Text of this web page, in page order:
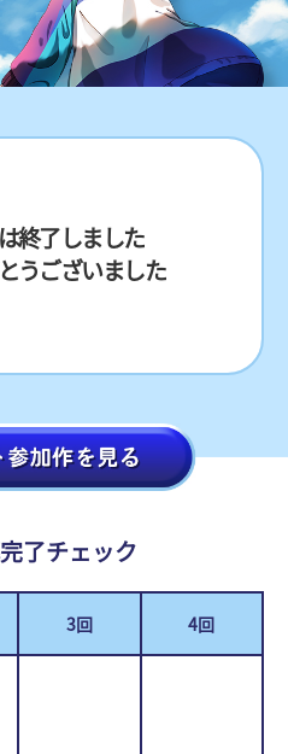
終了しました
うございました
了チェック
3回 4回